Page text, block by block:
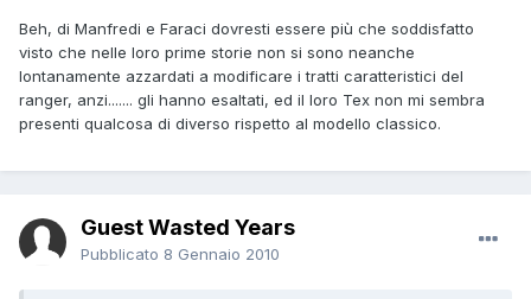
Beh, di Manfredi e Faraci dovresti essere più che soddisfatto
visto che nelle loro prime storie non si sono neanche
lontanamente azzardati a modificare i tratti caratteristici del
ranger, anzi....... gli hanno esaltati, ed il loro Tex non mi sembra
presenti qualcosa di diverso rispetto al modello classico.
Guest Wasted Years
Pubblicato 8 Gennaio 2010